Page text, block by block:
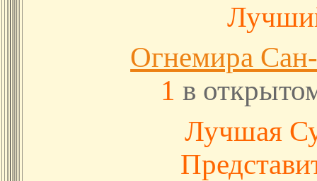
Огнемира
1 в
Лучшая